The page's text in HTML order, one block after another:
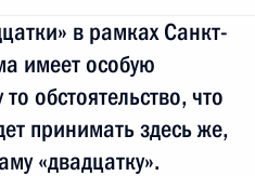
в рамках Санкт-
имеет особую
обстоятельство, что
принимать здесь же,
«двадцатку».